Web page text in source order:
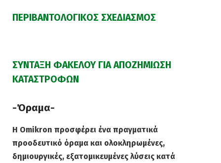
ΠΕΡΙΒΑΝΤΟΛΟΓΙΚΟΣ ΣΧΕΔΙΑΣΜΟΣ
ΣΥΝΤΑΞΗ ΦΑΚΕΛΟΥ ΓΙΑ ΑΠΟΖΗΜΙΩΣΗ
ΚΑΤΑΣΤΡΟΦΩΝ
-Όραμα-
Η Omikron προσφέρει ένα πραγματικά
προοδευτικό όραμα και ολοκληρωμένες,
δημιουργικές, εξατομικευμένες λύσεις κατά